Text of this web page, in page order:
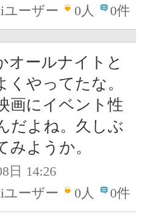
ユーザー
0人 0件
オールナイトと
くやってたな。
画にイベント性
だよね。久しぶ
みようか。
日 14:26
ユーザー
0人 0件